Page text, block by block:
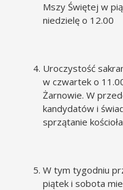
Mszy Świętej w
niedzielę o 12.00
Uroczystość
w czwartek o
Żarnowie. W
kandydatów i
sprzątanie
W tym tygodniu
piątek i sobota